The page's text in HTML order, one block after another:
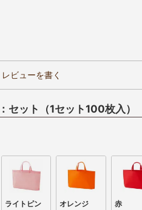
レビューを書く
セット（1セット100枚入）
ライトピン
オレンジ 赤